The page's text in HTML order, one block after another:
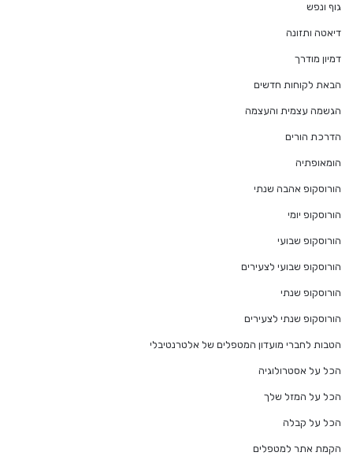
גוף ונפש
דיאטה ותזונה
דמיון מודרך
הבאת לקוחות חדשים
הגשמה עצמית והעצמה
הדרכת הורים
הומאופתיה
הורוסקופ אהבה שנתי
הורוסקופ יומי
הורוסקופ שבועי
הורוסקופ שבועי לצעירים
הורוסקופ שנתי
הורוסקופ שנתי לצעירים
הטבות לחברי מועדון המטפלים של אלטרנטיבלי
הכל על אסטרולוגיה
הכל על המזל שלך
הכל על קבלה
הקמת אתר למטפלים